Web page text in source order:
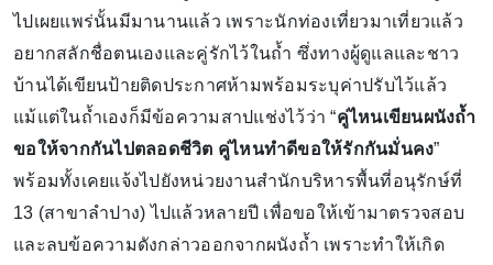
ไปเผยแพร่นั้นมีมานานแล้ว เพราะนักท่องเที่ยวมาเที่ยวแล้ว
อยากสลักชื่อตนเองและคู่รักไว้ในถ้ำ ซึ่งทางผู้ดูแลและชาว
บ้านได้เขียนป้ายติดประกาศห้ามพร้อมระบุค่าปรับไว้แล้ว
แม้แต่ในถ้ำเองก็มีข้อความสาปแช่งไว้ว่า “คู่ไหนเขียนผนังถ้ำ
ขอให้จากกันไปตลอดชีวิต คู่ไหนทำดีขอให้รักกันมั่นคง”
พร้อมทั้งเคยแจ้งไปยังหน่วยงานสำนักบริหารพื้นที่อนุรักษ์ที่
13 (สาขาลำปาง) ไปแล้วหลายปี เพื่อขอให้เข้ามาตรวจสอบ
และลบข้อความดังกล่าวออกจากผนังถ้ำ เพราะทำให้เกิด